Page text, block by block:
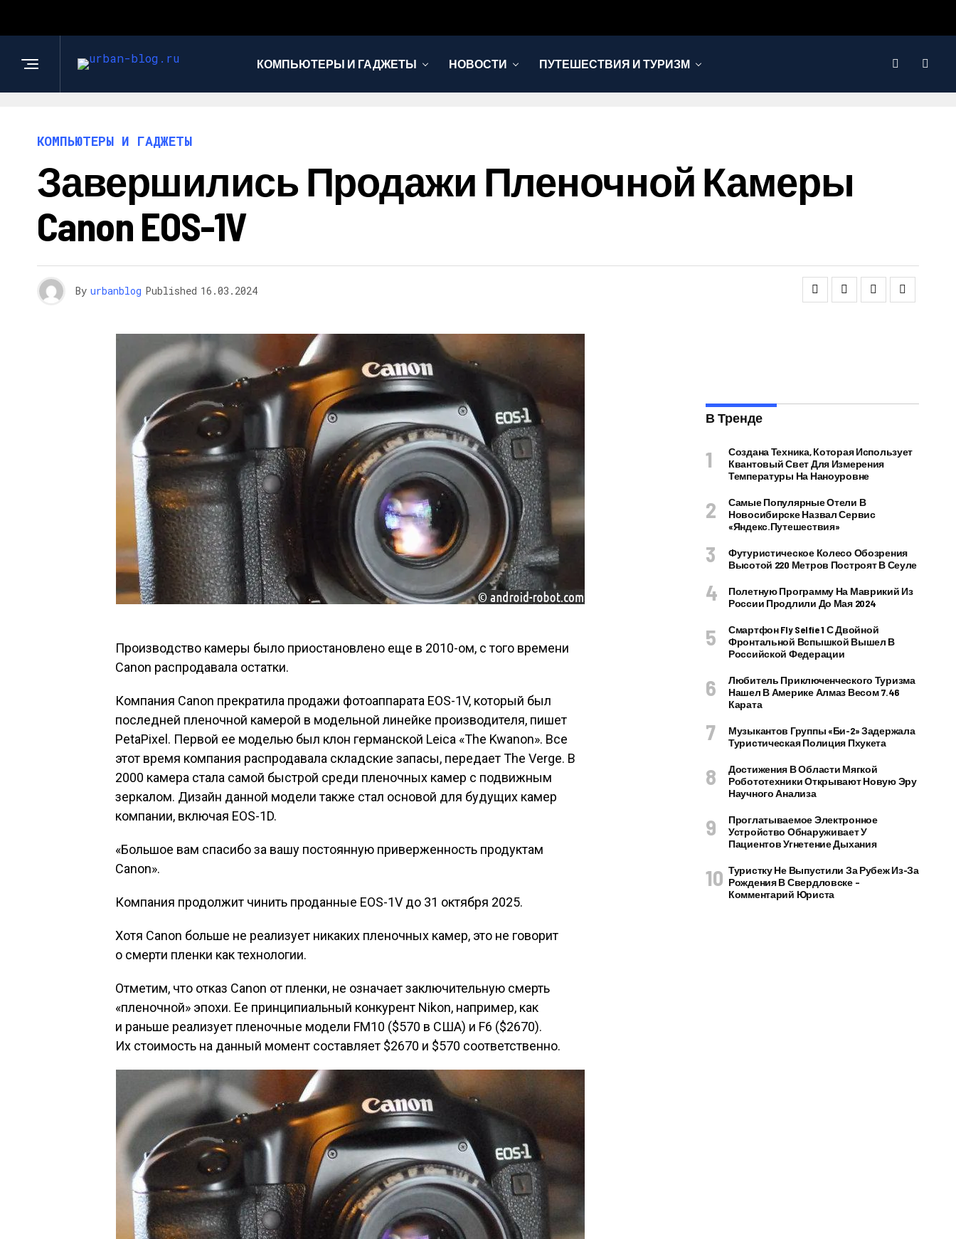
КОМПЬЮТЕРЫ И ГАДЖЕТЫ НОВОСТИ ПУТЕШЕСТВИЯ И ТУРИЗМ
КОМПЬЮТЕРЫ И ГАДЖЕТЫ
Завершились Продажи Пленочной Камеры
Canon EOS-1V
By urbanblog Published 16.03.2024
Производство камеры было приостановлено еще в 2010-ом, с того времени
Canon распродавала остатки.
Компания Canon прекратила продажи фотоаппарата EOS-1V, который был
последней пленочной камерой в модельной линейке производителя, пишет
PetaPixel. Первой ее моделью был клон германской Leica «The Kwanon». Все
этот время компания распродавала складские запасы, передает The Verge. В
2000 камера стала самой быстрой среди пленочных камер с подвижным
зеркалом. Дизайн данной модели также стал основой для будущих камер
компании, включая EOS-1D.
«Большое вам спасибо за вашу постоянную приверженность продуктам
Canon».
Компания продолжит чинить проданные EOS-1V до 31 октября 2025.
Хотя Canon больше не реализует никаких пленочных камер, это не говорит
о смерти пленки как технологии.
Отметим, что отказ Canon от пленки, не означает заключительную смерть
«пленочной» эпохи. Ее принципиальный конкурент Nikon, например, как
и раньше реализует пленочные модели FM10 ($570 в США) и F6 ($2670).
Их стоимость на данный момент составляет $2670 и $570 соответственно.
В Тренде
Создана Техника, Которая Использует
Квантовый Свет Для Измерения
Температуры На Наноуровне
Самые Популярные Отели В
Новосибирске Назвал Сервис
«Яндекс.Путешествия»
Футуристическое Колесо Обозрения
Высотой 220 Метров Построят В Сеуле
Полетную Программу На Маврикий Из
России Продлили До Мая 2024
Смартфон Fly Selfie 1 С Двойной
Фронтальной Вспышкой Вышел В
Российской Федерации
Любитель Приключенческого Туризма
Нашел В Америке Алмаз Весом 7.46
Карата
Музыкантов Группы «Би-2» Задержала
Туристическая Полиция Пхукета
Достижения В Области Мягкой
Робототехники Открывают Новую Эру
Научного Анализа
Проглатываемое Электронное
Устройство Обнаруживает У
Пациентов Угнетение Дыхания
Туристку Не Выпустили За Рубеж Из-За
Рождения В Свердловске –
Комментарий Юриста